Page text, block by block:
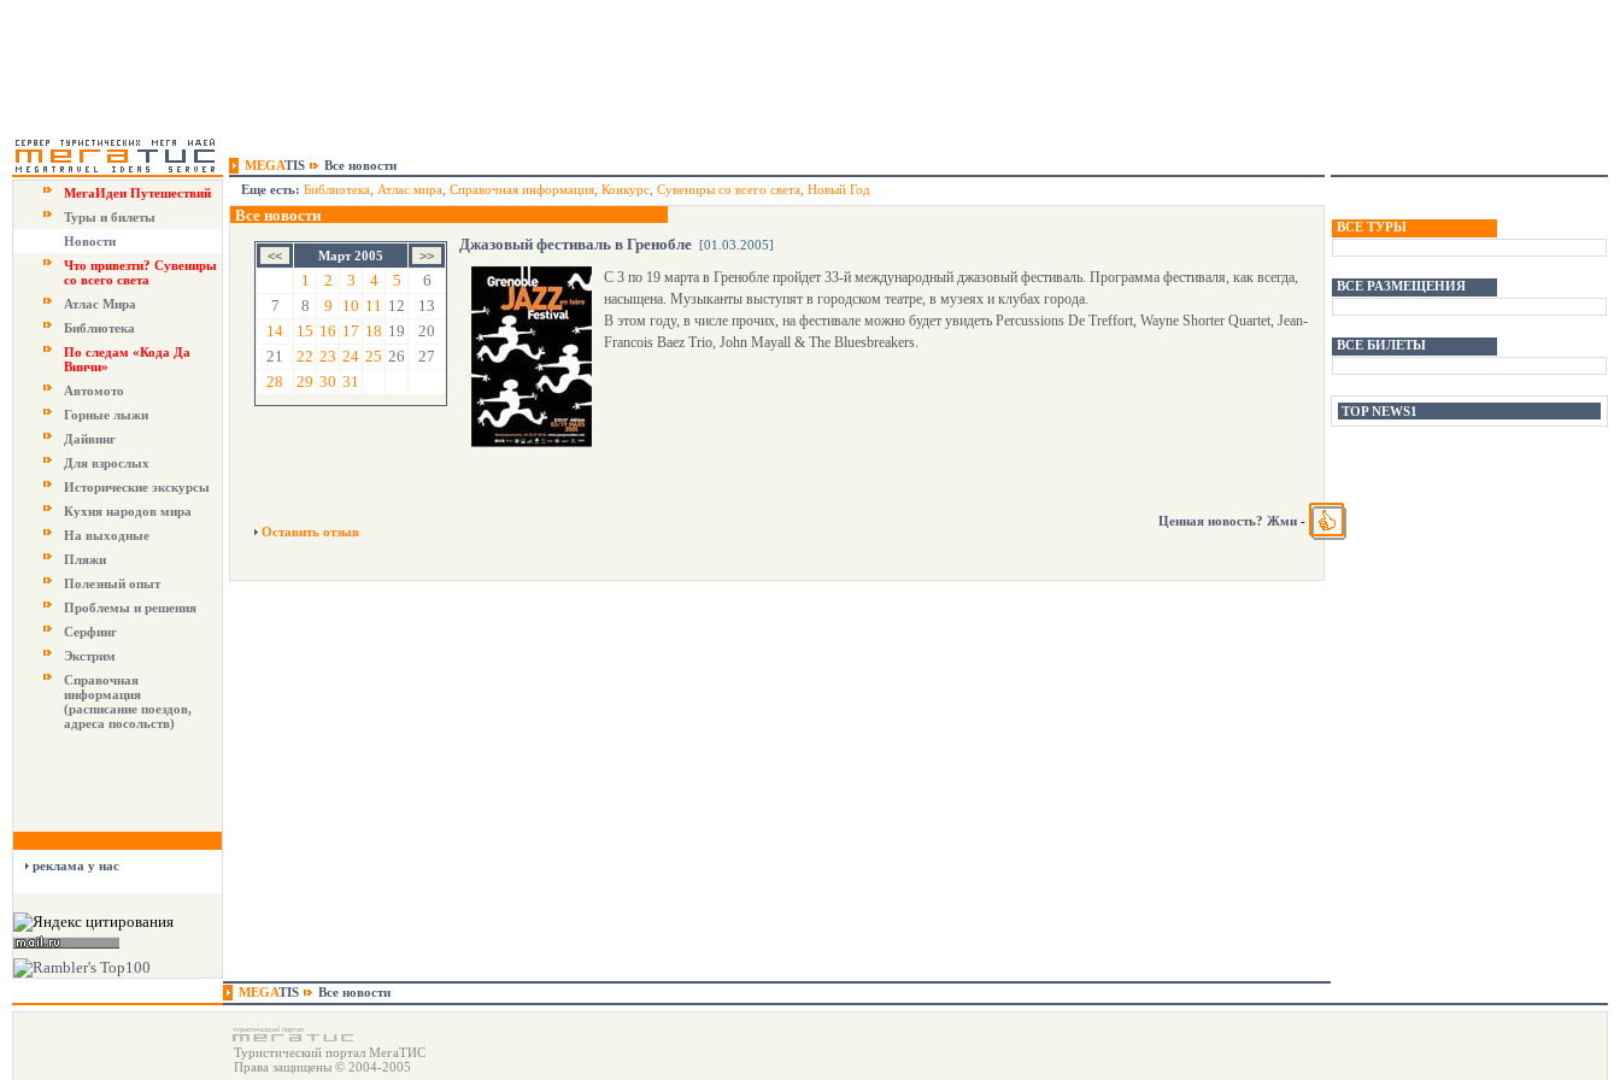
MEGATIS
Все новости
МегаИдеи Путешествий
Туры и билеты
Новости
Что привезти? Сувениры
со всего света
Атлас Мира
Библиотека
По следам «Кода Да
Винчи»
Автомото
Горные лыжи
Дайвинг
Для взрослых
Исторические экскурсы
Кухня народов мира
На выходные
Пляжи
Полезный опыт
Проблемы и решения
Серфинг
Экстрим
Справочная
информация
(расписание поездов,
адреса посольств)
реклама у нас
Еще есть: Библиотека Атлас мира Справочная информация Конкурс Сувениры со всего света Новый Год
Все новости
Март 2005
1 2 3 4 5
6
7
8 9 10 11 12
13
14
15 16 17 18 19
20
21
22 23 24 25 26
27
28
29 30 31
Джазовый фестиваль в Гренобле [01.03.2005]
С 3 по 19 марта в Гренобле пройдет 33-й международный джазовый фестиваль. Программа фестиваля, как всегда,
насыщена. Музыканты выступят в городском театре, в музеях и клубах города.
В этом году, в числе прочих, на фестивале можно будет увидеть Percussions De Treffort, Wayne Shorter Quartet, Jean-
Francois Baez Trio, John Mayall & The Bluesbreakers.
Оставить отзыв
Ценная новость? Жми -
ВСЕ ТУРЫ
ВСЕ РАЗМЕЩЕНИЯ
ВСЕ БИЛЕТЫ
TOP NEWS1
MEGATIS Все новости
Туристический портал МегаТИС
Права защищены © 2004-2005